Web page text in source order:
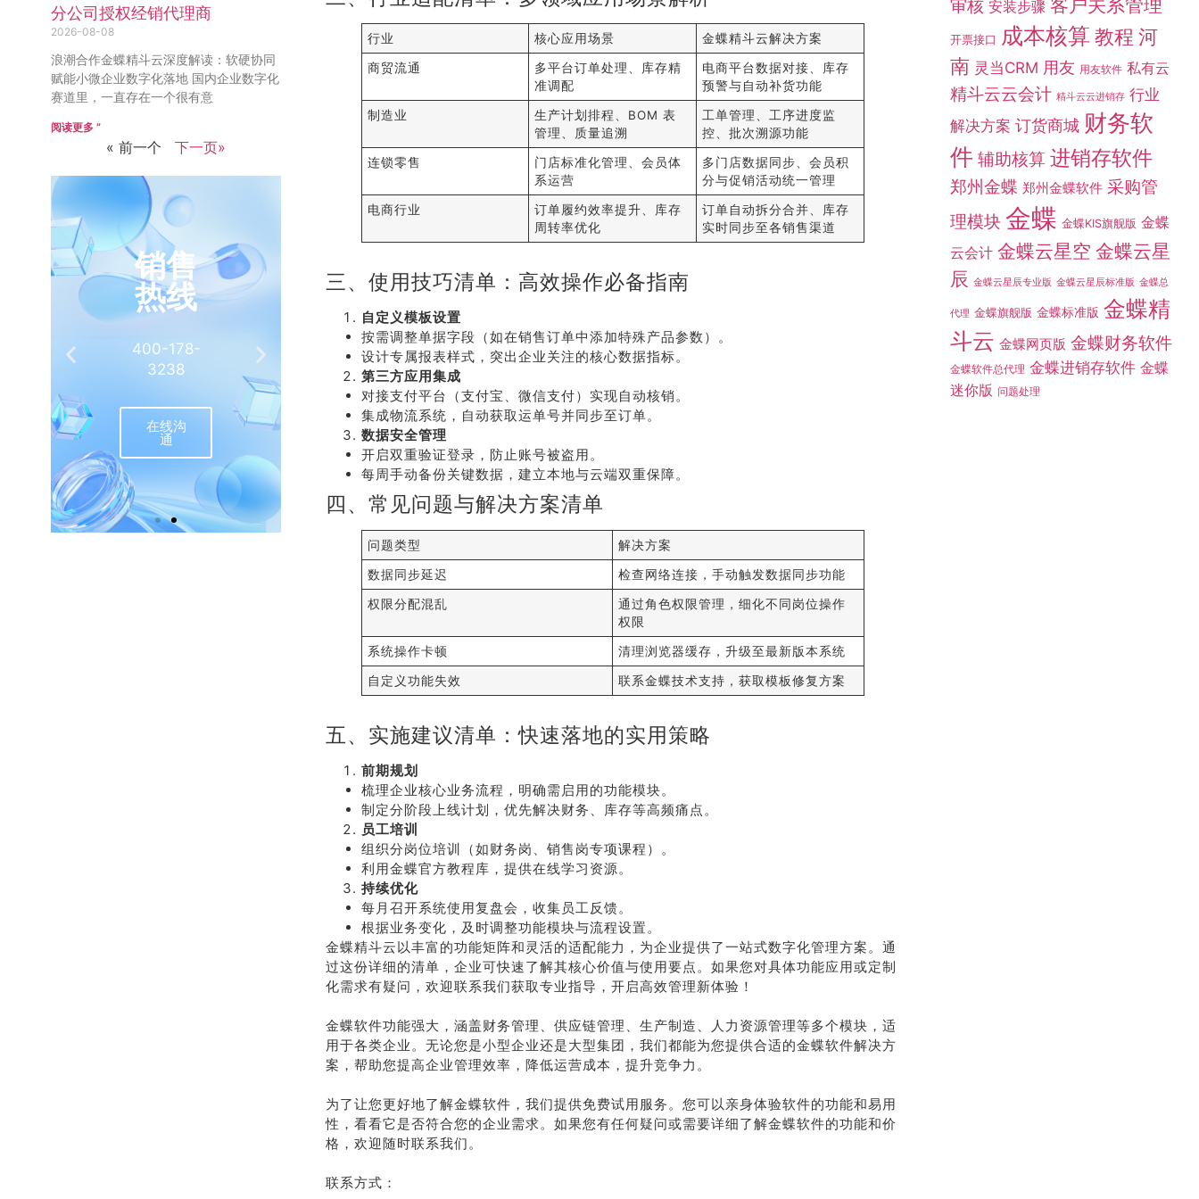
分公司授权经销代理商
2026-08-08
浪潮合作金蝶精斗云深度解读：软硬协同
赋能小微企业数字化落地 国内企业数字化
赛道里，一直存在一个很有意
阅读更多 ”
« 前一个 下一页»
销售
热线
400-178-
3238
在线沟
通
推荐
有礼
介绍客户豪礼
相送
联系我
们
销售
热线
400-178-
在线沟
行业 核心应用场景 金蝶精斗云解决方案
商贸流通
多平台订单处理、库存精
准调配
电商平台数据对接、库存
预警与自动补货功能
制造业
生产计划排程、BOM 表
管理、质量追溯
工单管理、工序进度监
控、批次溯源功能
连锁零售
门店标准化管理、会员体
系运营
多门店数据同步、会员积
分与促销活动统一管理
电商行业
订单履约效率提升、库存
周转率优化
订单自动拆分合并、库存
实时同步至各销售渠道
三、使用技巧清单：高效操作必备指南
自定义模板设置
按需调整单据字段（如在销售订单中添加特殊产品参数）。
设计专属报表样式，突出企业关注的核心数据指标。
第三方应用集成
对接支付平台（支付宝、微信支付）实现自动核销。
集成物流系统，自动获取运单号并同步至订单。
数据安全管理
开启双重验证登录，防止账号被盗用。
每周手动备份关键数据，建立本地与云端双重保障。
四、常见问题与解决方案清单
问题类型 解决方案
数据同步延迟 检查网络连接，手动触发数据同步功能
权限分配混乱
通过角色权限管理，细化不同岗位操作
权限
系统操作卡顿 清理浏览器缓存，升级至最新版本系统
自定义功能失效 联系金蝶技术支持，获取模板修复方案
五、实施建议清单：快速落地的实用策略
前期规划
梳理企业核心业务流程，明确需启用的功能模块。
制定分阶段上线计划，优先解决财务、库存等高频痛点。
员工培训
组织分岗位培训（如财务岗、销售岗专项课程）。
利用金蝶官方教程库，提供在线学习资源。
持续优化
每月召开系统使用复盘会，收集员工反馈。
根据业务变化，及时调整功能模块与流程设置。
金蝶精斗云以丰富的功能矩阵和灵活的适配能力，为企业提供了一站式数字化管理方案。通
过这份详细的清单，企业可快速了解其核心价值与使用要点。如果您对具体功能应用或定制
化需求有疑问，欢迎联系我们获取专业指导，开启高效管理新体验！
金蝶软件功能强大，涵盖财务管理、供应链管理、生产制造、人力资源管理等多个模块，适
用于各类企业。无论您是小型企业还是大型集团，我们都能为您提供合适的金蝶软件解决方
案，帮助您提高企业管理效率，降低运营成本，提升竞争力。
为了让您更好地了解金蝶软件，我们提供免费试用服务。您可以亲身体验软件的功能和易用
性，看看它是否符合您的企业需求。如果您有任何疑问或需要详细了解金蝶软件的功能和价
格，欢迎随时联系我们。
联系方式：
审核 安装步骤 客户关系管理
开票接口 成本核算 教程 河
南 灵当CRM 用友 用友软件 私有云
精斗云云会计 精斗云云进销存 行业
解决方案 订货商城 财务软
件 辅助核算 进销存软件
郑州金蝶 郑州金蝶软件 采购管
理模块 金蝶 金蝶KIS旗舰版 金蝶
云会计 金蝶云星空 金蝶云星
辰 金蝶云星辰专业版 金蝶云星辰标准版 金蝶总
代理 金蝶旗舰版 金蝶标准版 金蝶精
斗云 金蝶网页版 金蝶财务软件
金蝶软件总代理 金蝶进销存软件 金蝶
迷你版 问题处理